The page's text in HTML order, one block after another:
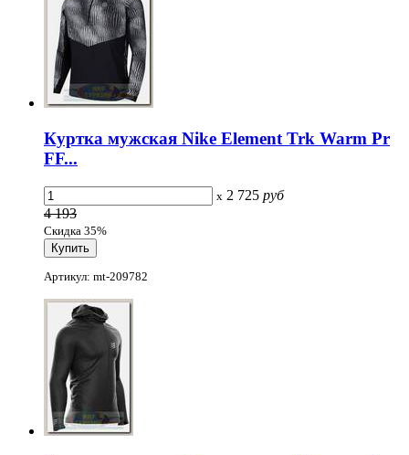
Куртка мужская Nike Element Trk Warm Pr
FF...
x 2 725 руб
4 193
Скидка 35%
Артикул: mt-209782